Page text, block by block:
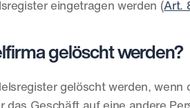
eingetragen werden (Art.
gelöscht werden?
gelöscht werden, wenn